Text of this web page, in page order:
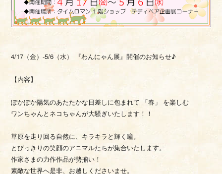
4/17（金）-5/6（水） 『わんにゃん展』開催のお知らせ♪
【内容】
ぽかぽか陽気のあたたかな日差しに包まれて 「春」 を楽しむ
ワンちゃんとネコちゃんが大騒ぎいたします！！
草原を走り回る自然に、キラキラと輝く瞳。
とびっきりの笑顔のアニマルたちが集合いたします。
作家さまの力作作品が勢揃い！
素敵な世界へ是非、お越しくださいませ。